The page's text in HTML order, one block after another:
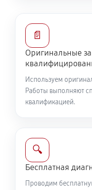
📄
Оригинальные
Используем
Работы выполняют
квалификацией.
🔍
Бесплатная
Проводим